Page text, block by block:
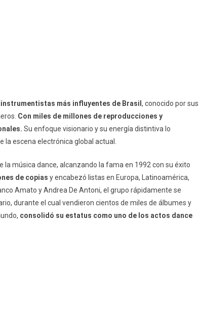
más influyentes de Brasil , conocido por sus
Con miles de millones de reproducciones y
Su enfoque visionario y su energía distintiva lo
escena electrónica global actual.
la música dance, alcanzando la fama en 1992 con su éxito
de copias y encabezó listas en Europa, Latinoamérica,
Amato y Andrea De Antoni, el grupo rápidamente se
durante el cual vendieron cientos de miles de álbumes y
consolidó su estatus como uno de los actos dance